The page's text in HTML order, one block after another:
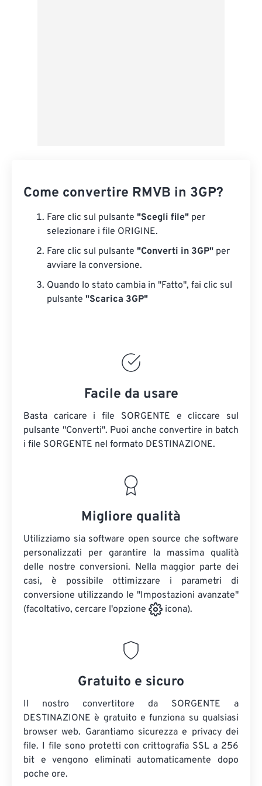
Come convertire RMVB in 3GP?
Fare clic sul pulsante "Scegli file" per
selezionare i file ORIGINE.
Fare clic sul pulsante "Converti in 3GP" per
avviare la conversione.
Quando lo stato cambia in "Fatto", fai clic sul
pulsante "Scarica 3GP"
Facile da usare
Basta caricare i file SORGENTE e cliccare sul
pulsante "Converti". Puoi anche convertire in batch
i file SORGENTE nel formato DESTINAZIONE.
Migliore qualità
Utilizziamo sia software open source che software
personalizzati per garantire la massima qualità
delle nostre conversioni. Nella maggior parte dei
casi, è possibile ottimizzare i parametri di
conversione utilizzando le "Impostazioni avanzate"
(facoltativo, cercare l'opzione
icona).
Gratuito e sicuro
Il nostro convertitore da SORGENTE a
DESTINAZIONE è gratuito e funziona su qualsiasi
browser web. Garantiamo sicurezza e privacy dei
file. I file sono protetti con crittografia SSL a 256
bit e vengono eliminati automaticamente dopo
poche ore.